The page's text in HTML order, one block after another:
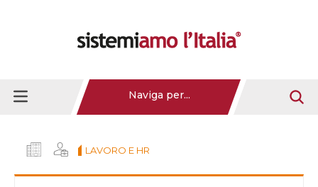
Naviga per...
LAVORO E HR